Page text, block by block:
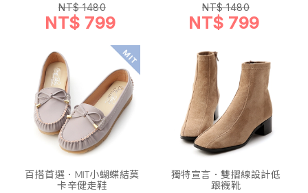
NT$ 1480
NT$ 799
NT$ 1480
NT$ 799
百搭首選．MIT小蝴蝶結莫
卡辛健走鞋
獨特宣言．雙摺線設計低
跟襪靴